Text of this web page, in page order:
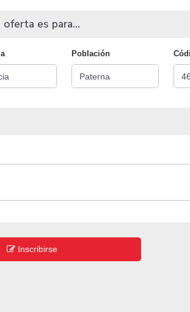
es para...
Población
Inscribirse